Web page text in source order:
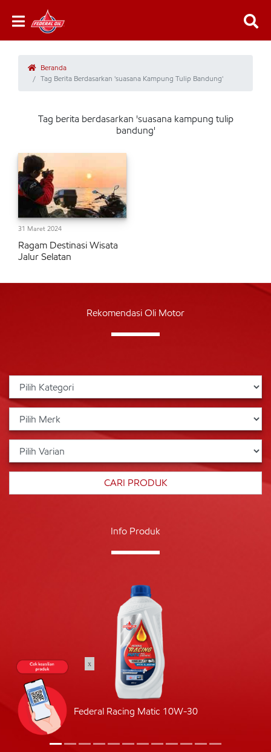
Beranda
Tag Berita Berdasarkan 'suasana Kampung Tulip Bandung'
Tag berita berdasarkan 'suasana kampung tulip
bandung'
31 Maret 2024
Ragam Destinasi Wisata
Jalur Selatan
Rekomendasi Oli Motor
Info Produk
Federal Racing Matic 10W-30
x